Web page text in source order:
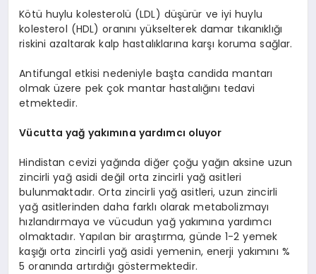
Kötü huylu kolesterolü (LDL) düşürür ve iyi huylu
kolesterol (HDL) oranını yükselterek damar tıkanıklığı
riskini azaltarak kalp hastalıklarına karşı koruma sağlar.
Antifungal etkisi nedeniyle başta candida mantarı
olmak üzere pek çok mantar hastalığını tedavi
etmektedir.
Vücutta yağ yakımına yardımcı oluyor
Hindistan cevizi yağında diğer çoğu yağın aksine uzun
zincirli yağ asidi değil orta zincirli yağ asitleri
bulunmaktadır. Orta zincirli yağ asitleri, uzun zincirli
yağ asitlerinden daha farklı olarak metabolizmayı
hızlandırmaya ve vücudun yağ yakımına yardımcı
olmaktadır. Yapılan bir araştırma, günde 1-2 yemek
kaşığı orta zincirli yağ asidi yemenin, enerji yakımını %
5 oranında artırdığı göstermektedir.